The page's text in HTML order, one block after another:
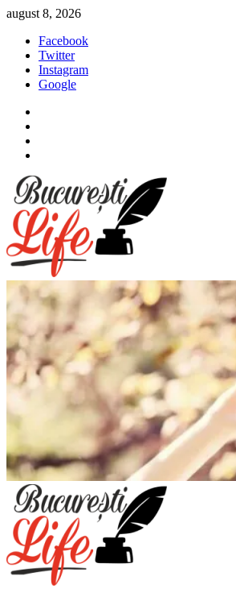
Sari
conținut
august 8, 2026
Facebook
Twitter
Instagram
Google
Meniu
principal